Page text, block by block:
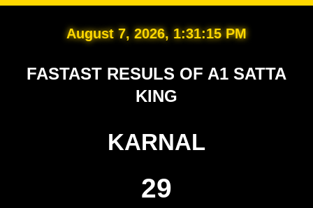
August 7, 2026, 1:31:16 PM
FASTAST RESULS OF A1 SATTA
KING
KARNAL
29